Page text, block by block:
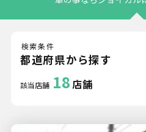
検索条件
都道府県から探す
該当店舗 18 店舗